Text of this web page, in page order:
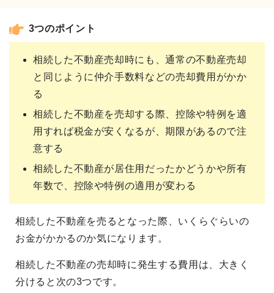
3つのポイント
相続した不動産売却時にも、通常の不動産売却
と同じように仲介手数料などの売却費用がかか
る
相続した不動産を売却する際、控除や特例を適
用すれば税金が安くなるが、期限があるので注
意する
相続した不動産が居住用だったかどうかや所有
年数で、控除や特例の適用が変わる
相続した不動産を売るとなった際、いくらぐらいの
お金がかかるのか気になります。
相続した不動産の売却時に発生する費用は、大きく
分けると次の3つです。